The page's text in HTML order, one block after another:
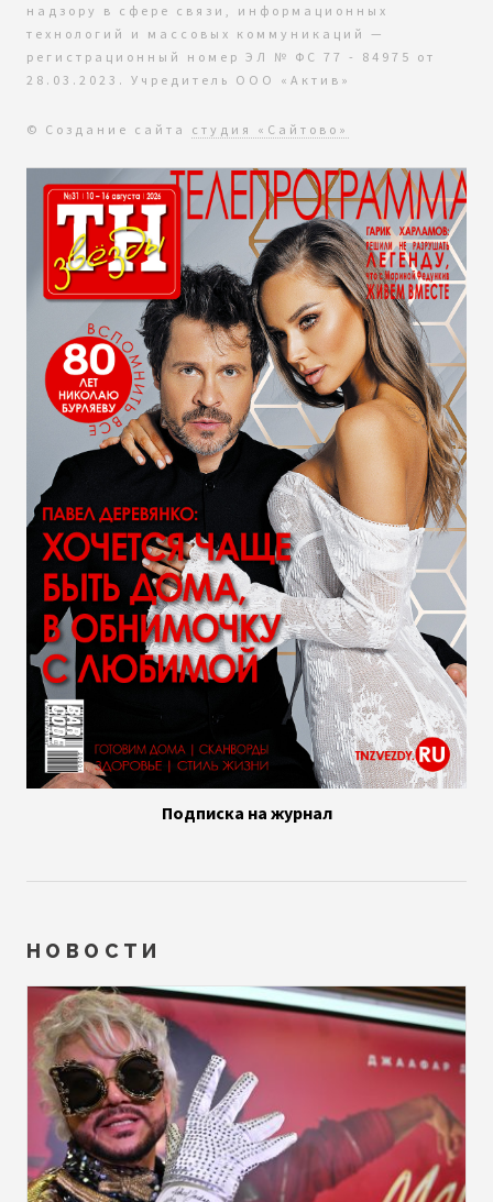
надзору в сфере связи, информационных
технологий и массовых коммуникаций —
регистрационный номер ЭЛ № ФС 77 - 84975 от
28.03.2023. Учредитель ООО «Актив»
© Создание сайта студия «Сайтово»
Подписка на журнал
НОВОСТИ